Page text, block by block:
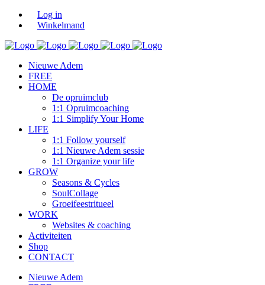
Log in
Winkelmand
Nieuwe Adem
FREE
HOME
De opruimclub
1:1 Opruimcoaching
1:1 Simplify Your Home
LIFE
1:1 Follow yourself
1:1 Nieuwe Adem sessie
1:1 Organize your life
GROW
Seasons & Cycles
SoulCollage
Groeifeestritueel
WORK
Websites & coaching
Activiteiten
Shop
CONTACT
Nieuwe Adem